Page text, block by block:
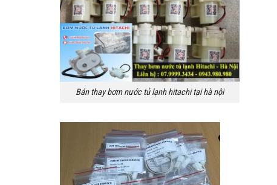
Bán thay bơm nước tủ lạnh hitachi tại hà nội